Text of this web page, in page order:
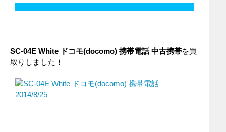
SC-04E White ドコモ(docomo) 携帯電話 中古携帯を買
取りしました！